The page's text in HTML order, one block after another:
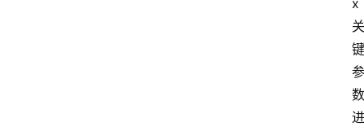
x
关
键
参
数
进